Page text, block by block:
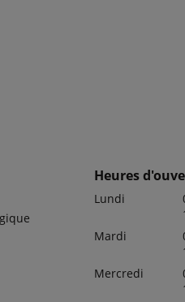
Heures
Lundi
Mardi
Mercredi